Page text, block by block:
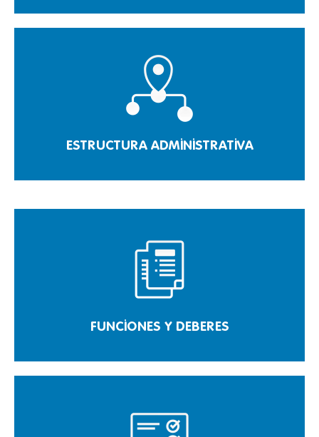
ESTRUCTURA ADMINISTRATIVA
FUNCIONES Y DEBERES